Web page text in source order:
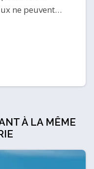
ne peuvent…
À LA MÊME